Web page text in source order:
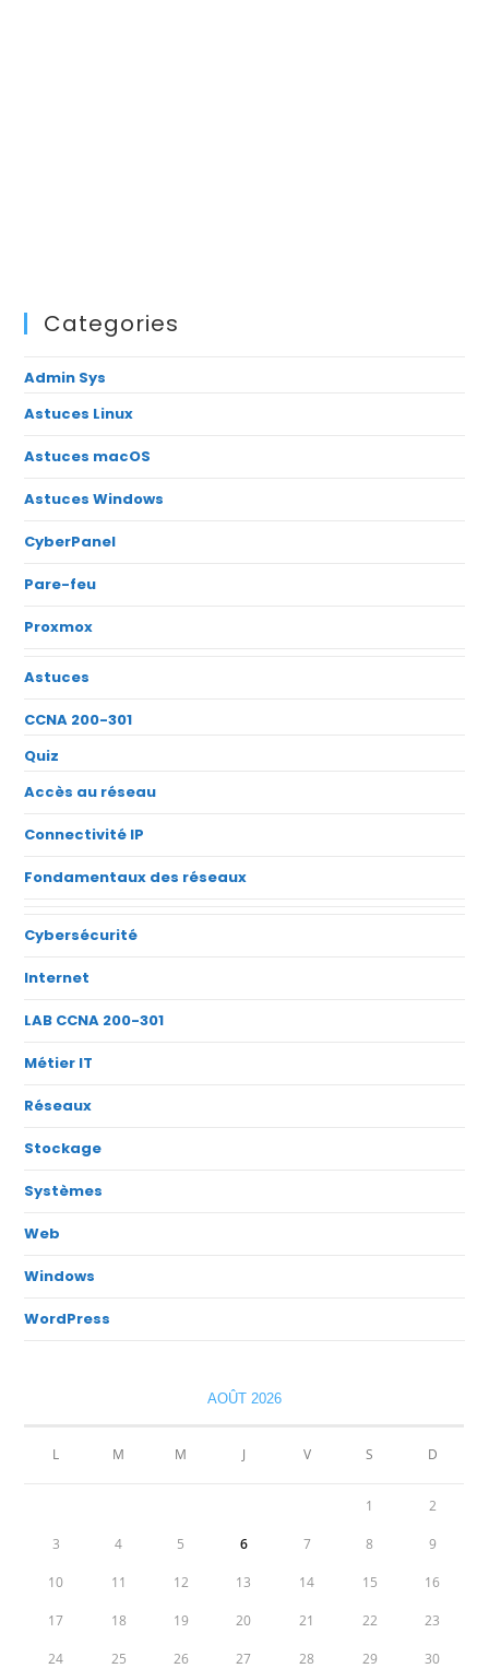
Categories
Admin Sys
Astuces Linux
Astuces macOS
Astuces Windows
CyberPanel
Pare-feu
Proxmox
Astuces
CCNA 200-301
Quiz
Accès au réseau
Connectivité IP
Fondamentaux des réseaux
Cybersécurité
Internet
LAB CCNA 200-301
Métier IT
Réseaux
Stockage
Systèmes
Web
Windows
WordPress
AOÛT 2026
L M M J V S D
1 2
3 4 5 6 7 8 9
10 11 12 13 14 15 16
17 18 19 20 21 22 23
24 25 26 27 28 29 30